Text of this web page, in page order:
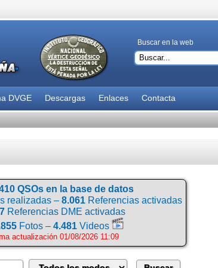
Buscar en la web
DVGE Descargas Enlaces Contacta
QSOs en la base de datos
realizadas – 8.061Referencias activadas
Referencias DME activadas
Fotos – 4.481 Videos
actualización 01/08/2026 11:09